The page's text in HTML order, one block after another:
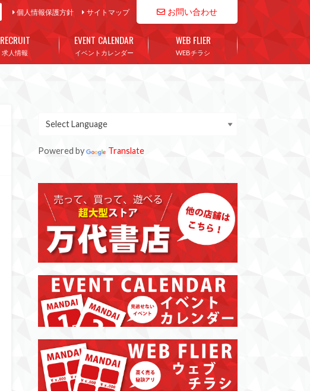
お問い合わせ
個人情報保護方針 サイトマップ
求人情報
RECRUIT
イベントカレンダー
EVENT CALENDAR
WEBチラシ
WEB FLIER
Powered by Translate